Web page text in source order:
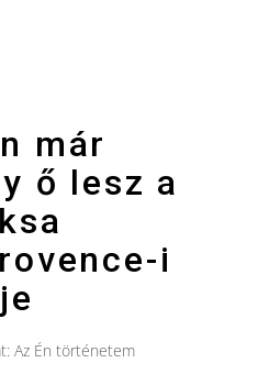
már
ő lesz a
i
Az Én történetem